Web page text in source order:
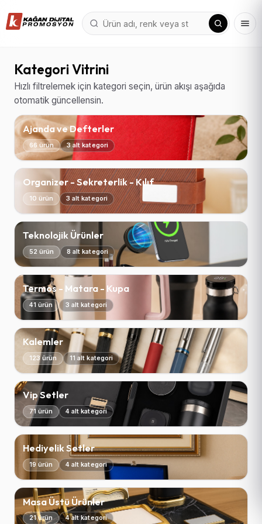
Kategori Vitrini
Hızlı filtrelemek için kategori seçin, ürün akışı aşağıda
otomatik güncellensin.
Ajanda ve Defterler
66 ürün 3 alt kategori
Organizer - Sekreterlik - Kılıf
10 ürün 3 alt kategori
Teknolojik Ürünler
52 ürün 8 alt kategori
Termos - Matara - Kupa
41 ürün 3 alt kategori
Kalemler
123 ürün 11 alt kategori
Vip Setler
71 ürün 4 alt kategori
Hediyelik Setler
19 ürün 4 alt kategori
Masa Üstü Ürünler
21 ürün 4 alt kategori